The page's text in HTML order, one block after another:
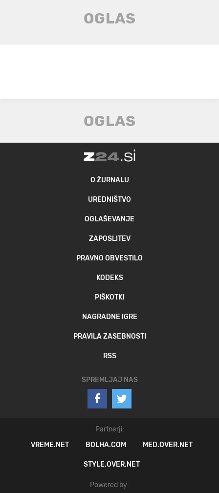
O ŽURNALU
UREDNIŠTVO
OGLAŠEVANJE
ZAPOSLITEV
PRAVNO OBVESTILO
KODEKS
PIŠKOTKI
NAGRADNE IGRE
PRAVILA ZASEBNOSTI
RSS
SPREMLJAJ NAS
Partnerji:
VREME.NET
BOLHA.COM MED.OVER.NET
STYLE.OVER.NET
Powered by: